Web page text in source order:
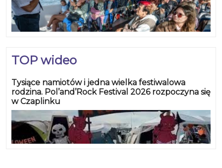
TOP wideo
Tysiące namiotów i jedna wielka festiwalowa
rodzina. Pol’and’Rock Festival 2026 rozpoczyna się
w Czaplinku